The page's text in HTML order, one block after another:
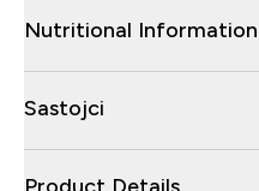
Nutritional Information
Sastojci
Product Details